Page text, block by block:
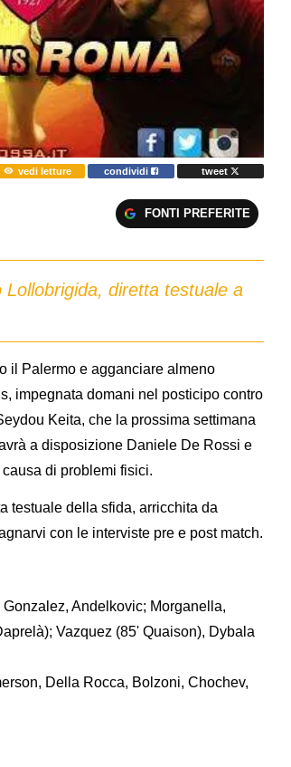
vedi letture condividi tweet
FONTI PREFERITE
diretta testuale a
il Palermo e agganciare almeno
impegnata domani nel posticipo contro
Keita, che la prossima settimana
a disposizione Daniele De Rossi e
di problemi fisici.
testuale della sfida, arricchita da
con le interviste pre e post match.
Andelkovic; Morganella,
Vazquez (85' Quaison), Dybala
Della Rocca, Bolzoni, Chochev,